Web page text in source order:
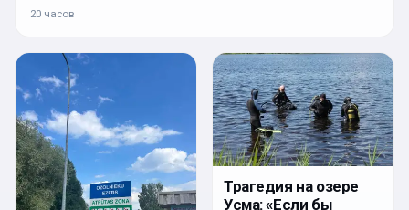
20 часов
Трагедия на озере
Усма: «Если бы